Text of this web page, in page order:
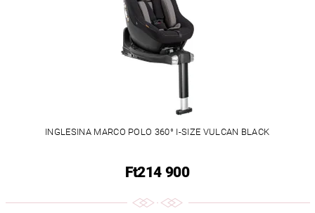
INGLESINA MARCO POLO 360° I-SIZE VULCAN BLACK
Ft214 900